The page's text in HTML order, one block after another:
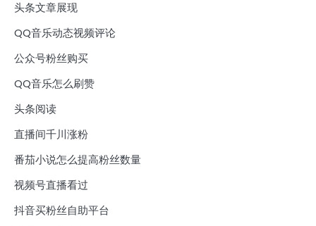
头条文章展现
QQ音乐动态视频评论
公众号粉丝购买
QQ音乐怎么刷赞
头条阅读
直播间千川涨粉
番茄小说怎么提高粉丝数量
视频号直播看过
抖音买粉丝自助平台